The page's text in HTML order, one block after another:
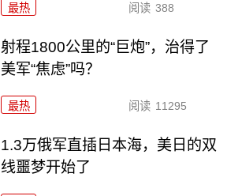
最热 阅读 388
射程1800公里的“巨炮”，治得了
美军“焦虑”吗？
最热 阅读 11295
1.3万俄军直插日本海，美日的双
线噩梦开始了